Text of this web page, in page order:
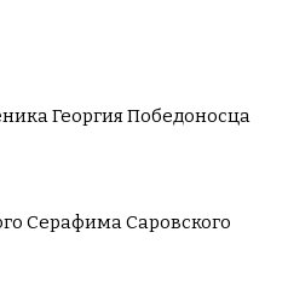
Георгия Победоносца
Серафима Саровского